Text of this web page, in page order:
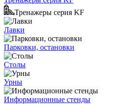
Тренажеры серия KF
Лавки
Парковки, остановки
Столы
Урны
Информационные стенды